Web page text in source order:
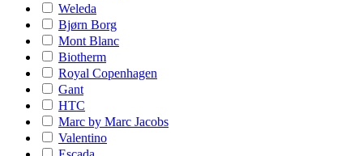
Weleda
Bjørn Borg
Mont Blanc
Biotherm
Royal Copenhagen
Gant
HTC
Marc by Marc Jacobs
Valentino